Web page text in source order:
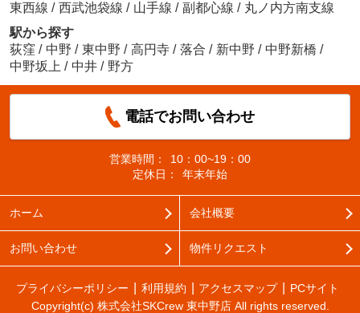
東西線 / 西武池袋線 / 山手線 / 副都心線 / 丸ノ内方南支線
駅から探す
荻窪 / 中野 / 東中野 / 高円寺 / 落合 / 新中野 / 中野新橋 /
中野坂上 / 中井 / 野方
電話でお問い合わせ
営業時間：
10：00~19：00
定休日：
年末年始
ホーム 会社概要
お問い合わせ 物件リクエスト
プライバシーポリシー 利用規約 アクセスマップ
PCサイト
Copyright(c) 株式会社SKCrew 東中野店 All rights reserved.